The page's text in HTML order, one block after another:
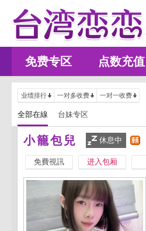
免费专区 点数充值
业绩排行 一对多收费 一对一收费
全部在線 台妹专区
小籠包兒 休息中
免費視訊 进入包厢